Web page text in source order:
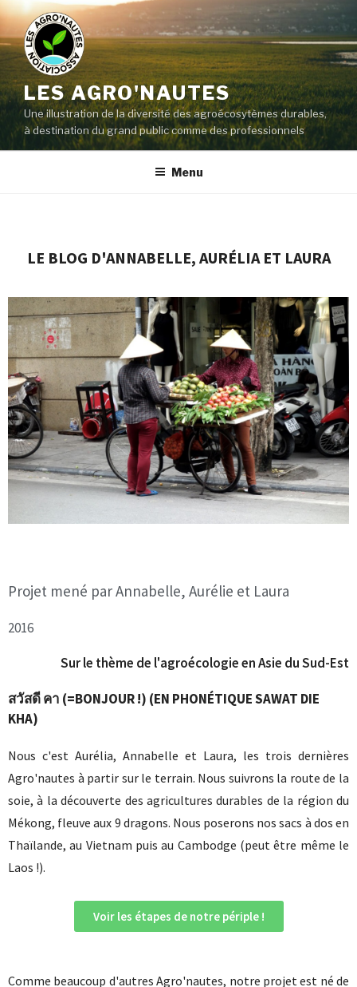
LES AGRO'NAUTES
Une illustration de la diversité des agroécosytèmes durables,
à destination du grand public comme des professionnels
Menu
LE BLOG D'ANNABELLE, AURÉLIA ET LAURA
Projet mené par Annabelle, Aurélie et Laura
2016
Sur le thème de l'agroécologie en Asie du Sud-Est
สวัสดี คา (=BONJOUR !) (EN PHONÉTIQUE SAWAT DIE
KHA)
Nous c'est Aurélia, Annabelle et Laura, les trois dernières
Agro'nautes à partir sur le terrain. Nous suivrons la route de la
soie, à la découverte des agricultures durables de la région du
Mékong, fleuve aux 9 dragons. Nous poserons nos sacs à dos en
Thaïlande, au Vietnam puis au Cambodge (peut être même le
Laos !).
Voir les étapes de notre périple !
Comme beaucoup d'autres Agro'nautes, notre projet est né de